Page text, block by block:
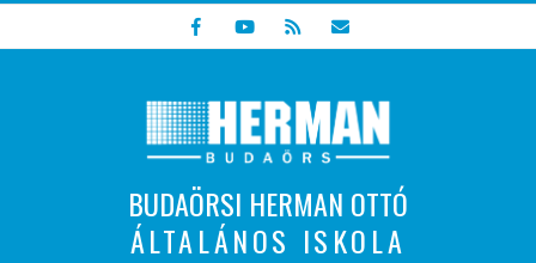
to
BUDAÖRSI HERMAN OTTÓ
ÁLTALÁNOS ISKOLA